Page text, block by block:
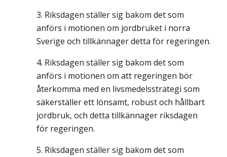
Riksdagen ställer sig bakom det som
anförs i motionen om jordbruket i norra
Sverige och tillkännager detta för regeringen.
Riksdagen ställer sig bakom det som
anförs i motionen om att regeringen bör
återkomma med en livsmedelsstrategi som
säkerställer ett lönsamt, robust och hållbart
jordbruk, och detta tillkännager riksdagen
för regeringen.
Riksdagen ställer sig bakom det som